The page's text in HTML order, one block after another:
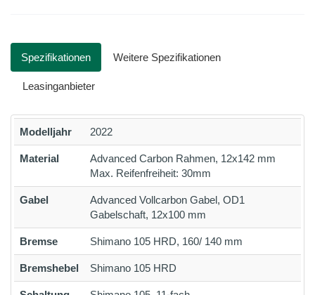
Spezifikationen Weitere Spezifikationen
Leasinganbieter
Modelljahr 2022
Material
Advanced Carbon Rahmen, 12x142 mm
Max. Reifenfreiheit: 30mm
Gabel
Advanced Vollcarbon Gabel, OD1
Gabelschaft, 12x100 mm
Bremse Shimano 105 HRD, 160/ 140 mm
Bremshebel Shimano 105 HRD